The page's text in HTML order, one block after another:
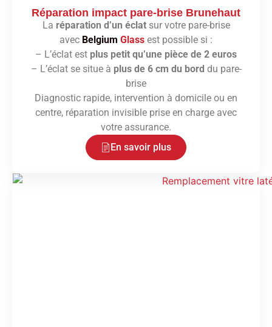
Réparation impact pare-brise Brunehaut
La réparation d’un éclatsur votre pare-brise
avec Belgium Glass est possible si :
– L’éclat est plus petit qu’une pièce de 2 euros
– L’éclat se situe à plus de 6 cm du bord du pare-
brise
Diagnostic rapide, intervention à domicile ou en
centre, réparation invisible prise en charge avec
votre assurance.
En savoir plus